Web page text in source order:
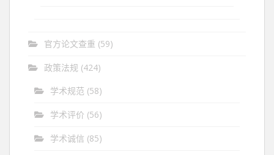
官方论文查重 (59)
政策法规 (424)
学术规范 (58)
学术评价 (56)
学术诚信 (85)